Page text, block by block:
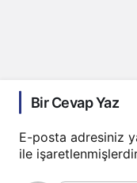
Bir Cevap Yaz
E-posta adresiniz
ile